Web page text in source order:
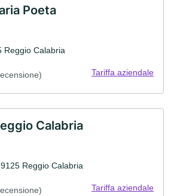
Poeta
Reggio Calabria
Tariffa aziendale
Calabria
Reggio Calabria
Tariffa aziendale